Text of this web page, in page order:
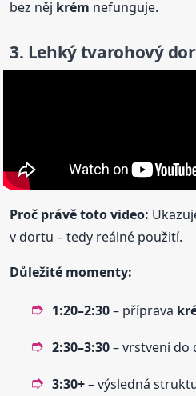
bez něj krém nefunguje.
3. Lehký tvarohový
Proč právě toto video:
v dortu – tedy reálné použití.
Důležité momenty:
1:20–2:30– příprava
2:30–3:30– vrstvení do
3:30+– výsledná